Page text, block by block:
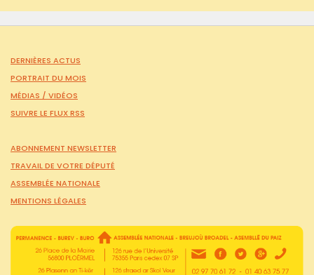
DERNIÈRES ACTUS
PORTRAIT DU MOIS
MÉDIAS / VIDÉOS
SUIVRE LE FLUX RSS
ABONNEMENT NEWSLETTER
TRAVAIL DE VOTRE DÉPUTÉ
ASSEMBLÉE NATIONALE
MENTIONS LÉGALES